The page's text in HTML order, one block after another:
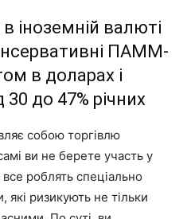
іноземній валюті
ПАММ-
в доларах і
30 до 47% річних
собою торгівлю
ви не берете участь у
роблять спеціально
ризикують не тільки